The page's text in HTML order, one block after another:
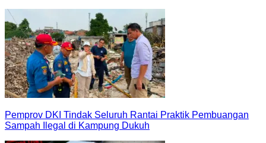
Pemprov DKI Tindak Seluruh Rantai Praktik Pembuangan
Sampah Ilegal di Kampung Dukuh